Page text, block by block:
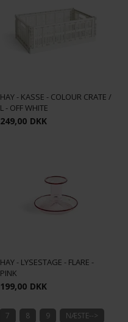
HAY - KASSE - COLOUR CRATE /
L - OFF WHITE
249,00 DKK
HAY - LYSESTAGE - FLARE -
PINK
199,00 DKK
7 8 9 NÆSTE-->